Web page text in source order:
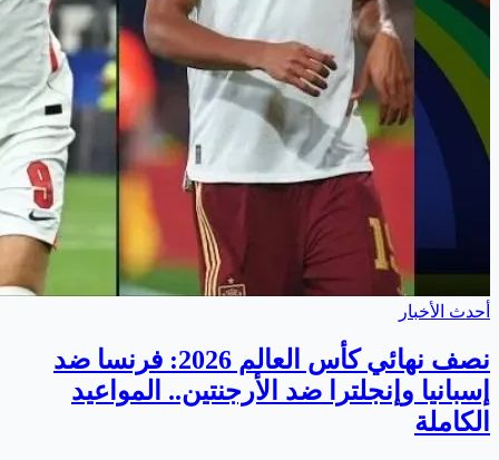
أحدث الأخبار
نصف نهائي كأس العالم 2026: فرنسا ضد
إسبانيا وإنجلترا ضد الأرجنتين.. المواعيد
الكاملة